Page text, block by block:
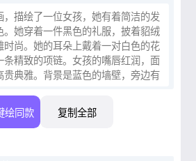
，描绘了一位女孩，她有着简洁的发
。她穿着一件黑色的礼服，披着貂绒
时尚。她的耳朵上戴着一对白色的花
条精致的项链。女孩的嘴唇红润，面
贵典雅。背景是蓝色的墙壁，旁边有
绘同款 复制全部